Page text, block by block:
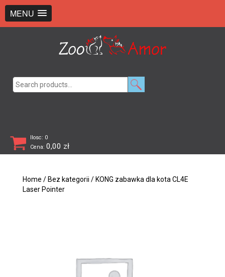
MENU
Ilosc: 0
Cena: 0,00 zł
Home / Bez kategorii / KONG zabawka dla kota CL4E
Laser Pointer